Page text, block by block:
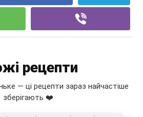
рецепти
— ці рецепти зараз найчастіше
зберігають ❤️